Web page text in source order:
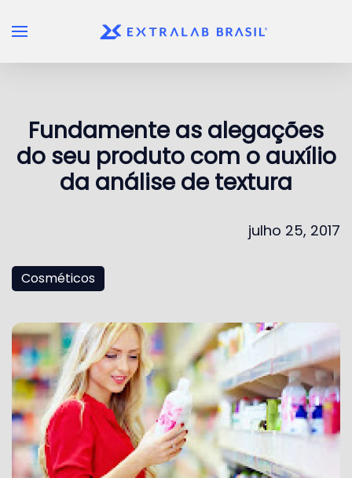
Skip to main content
Fundamente as alegações
do seu produto com o auxílio
da análise de textura
julho 25, 2017
Cosméticos